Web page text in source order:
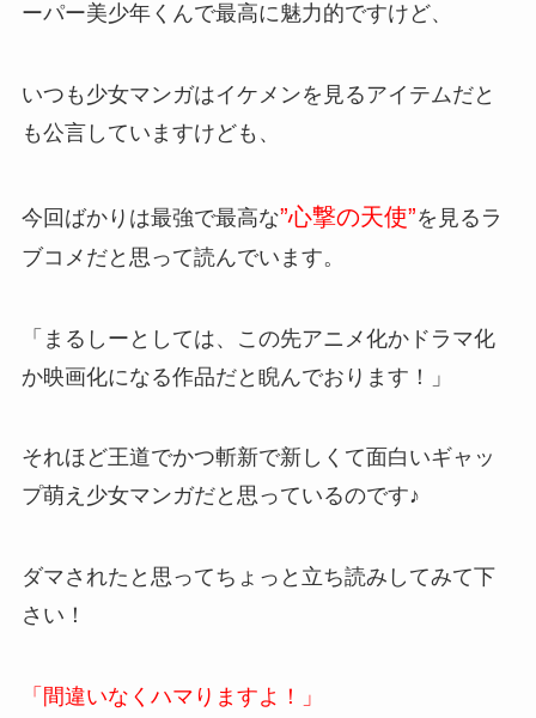
ーパー美少年くんで最高に魅力的ですけど、
いつも少女マンガはイケメンを見るアイテムだと
も公言していますけども、
今回ばかりは最強で最高な”心撃の天使”を見るラ
ブコメだと思って読んでいます。
「まるしーとしては、この先アニメ化かドラマ化
か映画化になる作品だと睨んでおります！」
それほど王道でかつ斬新で新しくて面白いギャッ
プ萌え少女マンガだと思っているのです♪
ダマされたと思ってちょっと立ち読みしてみて下
さい！
「間違いなくハマりますよ！」